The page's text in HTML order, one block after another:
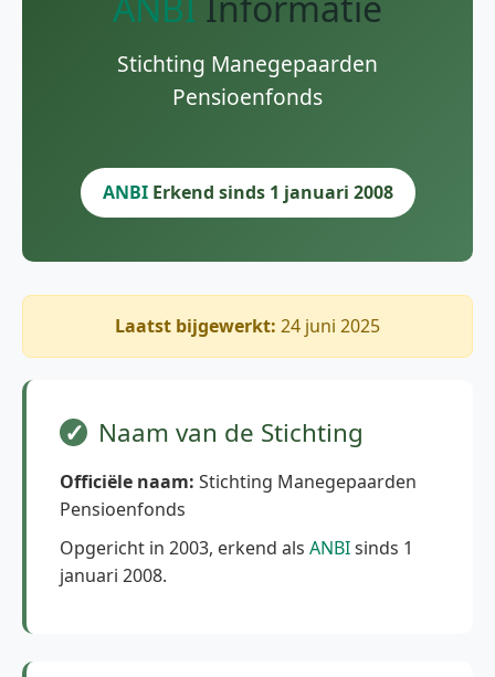
Stichting Manegepaarden
Pensioenfonds
ANBIErkend sinds 1 januari 2008
Laatst bijgewerkt: 24 juni 2025
Naam van de Stichting
Officiële naam: Stichting Manegepaarden
Pensioenfonds
Opgericht in 2003, erkend als ANBIsinds 1
januari 2008.